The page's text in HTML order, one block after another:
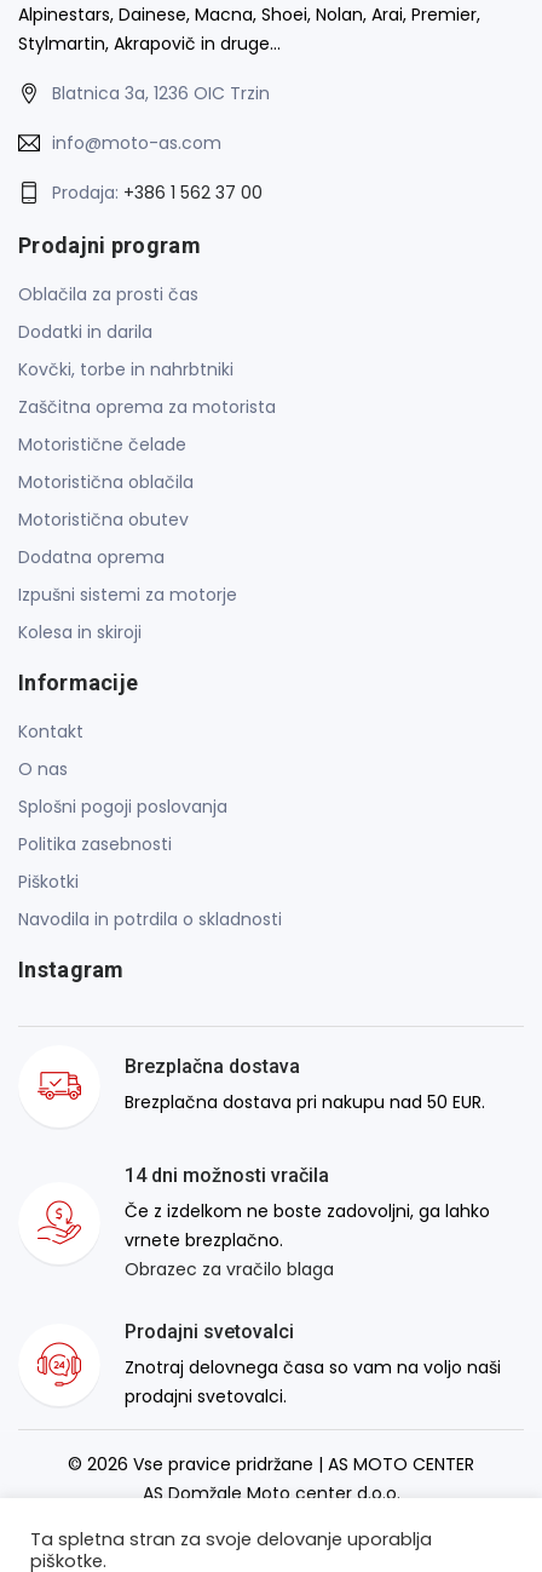
Alpinestars, Dainese, Macna, Shoei, Nolan, Arai, Premier,
Stylmartin, Akrapovič in druge…
Blatnica 3a, 1236 OIC Trzin
info@moto-as.com
Prodaja: +386 1 562 37 00
Prodajni program
Oblačila za prosti čas
Dodatki in darila
Kovčki, torbe in nahrbtniki
Zaščitna oprema za motorista
Motoristične čelade
Motoristična oblačila
Motoristična obutev
Dodatna oprema
Izpušni sistemi za motorje
Kolesa in skiroji
Informacije
Kontakt
O nas
Splošni pogoji poslovanja
Politika zasebnosti
Piškotki
Navodila in potrdila o skladnosti
Instagram
Brezplačna dostava
Brezplačna dostava pri nakupu nad 50 EUR.
14 dni možnosti vračila
Če z izdelkom ne boste zadovoljni, ga lahko
vrnete brezplačno.
Obrazec za vračilo blaga
Prodajni svetovalci
Znotraj delovnega časa so vam na voljo naši
prodajni svetovalci.
© 2026 Vse pravice pridržane | AS MOTO CENTER
AS Domžale Moto center d.o.o.
Ta spletna stran za svoje delovanje uporablja
piškotke.